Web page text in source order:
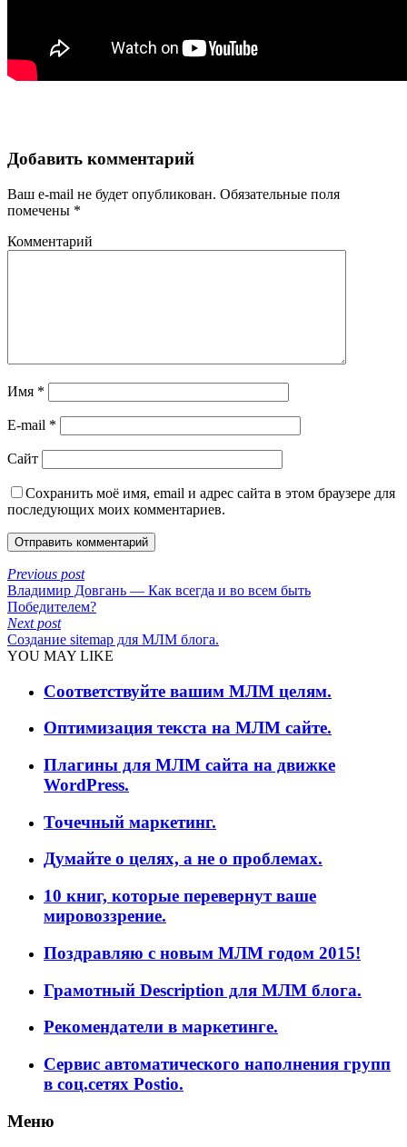
Добавить комментарий
Ваш e-mail не будет опубликован. Обязательные поля
помечены *
Комментарий
Имя *
E-mail *
Сайт
Сохранить моё имя, email и адрес сайта в этом браузере для
последующих моих комментариев.
Previous post
Владимир Довгань — Как всегда и во всем быть
Победителем?
Next post
Создание sitemap для МЛМ блога.
YOU MAY LIKE
Соответствуйте вашим МЛМ целям.
Оптимизация текста на МЛМ сайте.
Плагины для МЛМ сайта на движке
WordPress.
Точечный маркетинг.
Думайте о целях, а не о проблемах.
10 книг, которые перевернут ваше
мировоззрение.
Поздравляю с новым МЛМ годом 2015!
Грамотный Description для МЛМ блога.
Рекомендатели в маркетинге.
Сервис автоматического наполнения групп
в соц.сетях Postio.
Меню